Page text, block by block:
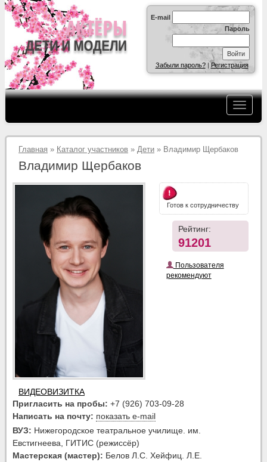
E-mail
Пароль
Забыли пароль?|Регистрация
Главная » Каталог участников » Дети » Владимир Щербаков
Владимир Щербаков
ВИДЕОВИЗИТКА
Готов к сотрудничеству
Рейтинг:
91201
Пользователя
рекомендуют
Пригласить на пробы: +7 (926) 703-09-28
Написать на почту: показать e-mail
ВУЗ: Нижегородское театральное училище. им.
Евстигнеева, ГИТИС (режиссёр)
Мастерская (мастер): Белов Л.С. Хейфиц. Л.Е.